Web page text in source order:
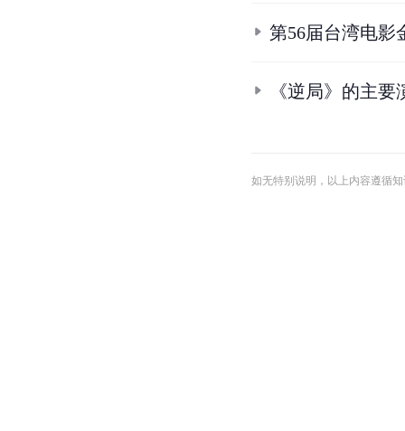
第56届台湾电影
《逆局》的主要
如无特别说明，以上内容遵循